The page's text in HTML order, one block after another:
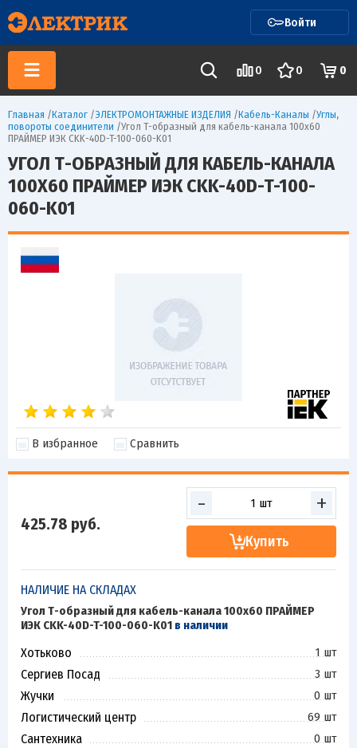
Войти
0 0 0
Главная /Каталог /ЭЛЕКТРОМОНТАЖНЫЕ ИЗДЕЛИЯ /Кабель-Каналы /Углы,
повороты соединители /Угол Т-образный для кабель-канала 100х60
ПРАЙМЕР ИЭК CKK-40D-T-100-060-K01
УГОЛ Т-ОБРАЗНЫЙ ДЛЯ КАБЕЛЬ-КАНАЛА
100Х60 ПРАЙМЕР ИЭК CKK-40D-T-100-
060-K01
В избранное Сравнить
425.78 руб.
- +
Купить
НАЛИЧИЕ НА СКЛАДАХ
Угол Т-образный для кабель-канала 100х60 ПРАЙМЕР
ИЭК CKK-40D-T-100-060-K01 в наличии
Хотьково 1 шт
Сергиев Посад 3 шт
Жучки 0 шт
Логистический центр 69 шт
Сантехника 0 шт